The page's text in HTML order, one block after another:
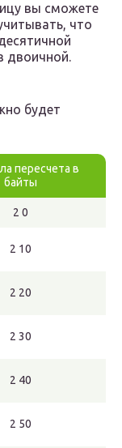
вы сможете
что
двоичной.
будет
пересчета в
байты
2 0
2 10
2 20
2 30
2 40
2 50